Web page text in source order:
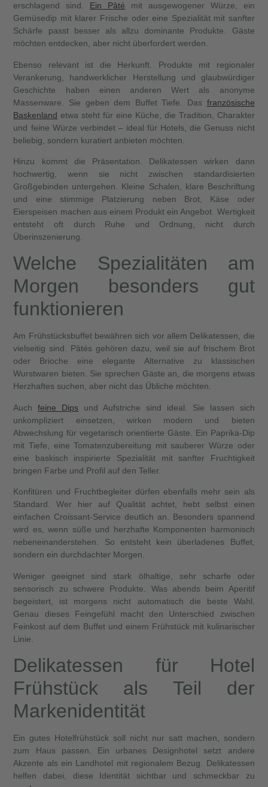
erschlagend sind. Ein Pâté mit ausgewogener Würze, ein
Gemüsedip mit klarer Frische oder eine Spezialität mit sanfter
Schärfe passt besser als allzu dominante Produkte. Gäste
möchten entdecken, aber nicht überfordert werden.
Ebenso relevant ist die Herkunft. Produkte mit regionaler
Verankerung, handwerklicher Herstellung und glaubwürdiger
Geschichte haben einen anderen Wert als anonyme
Massenware. Sie geben dem Buffet Tiefe. Das französische
Baskenland etwa steht für eine Küche, die Tradition, Charakter
und feine Würze verbindet – ideal für Hotels, die Genuss nicht
beliebig, sondern kuratiert anbieten möchten.
Hinzu kommt die Präsentation. Delikatessen wirken dann
hochwertig, wenn sie nicht zwischen standardisierten
Großgebinden untergehen. Kleine Schalen, klare Beschriftung
und eine stimmige Platzierung neben Brot, Käse oder
Eierspeisen machen aus einem Produkt ein Angebot. Wertigkeit
entsteht oft durch Ruhe und Ordnung, nicht durch
Überinszenierung.
Welche Spezialitäten am
Morgen besonders gut
funktionieren
Am Frühstücksbuffet bewähren sich vor allem Delikatessen, die
vielseitig sind. Pâtés gehören dazu, weil sie auf frischem Brot
oder Brioche eine elegante Alternative zu klassischen
Wurstwaren bieten. Sie sprechen Gäste an, die morgens etwas
Herzhaftes suchen, aber nicht das Übliche möchten.
Auchfeine Dips und Aufstriche sind ideal. Sie lassen sich
unkompliziert einsetzen, wirken modern und bieten
Abwechslung für vegetarisch orientierte Gäste. Ein Paprika-Dip
mit Tiefe, eine Tomatenzubereitung mit sauberer Würze oder
eine baskisch inspirierte Spezialität mit sanfter Fruchtigkeit
bringen Farbe und Profil auf den Teller.
Konfitüren und Fruchtbegleiter dürfen ebenfalls mehr sein als
Standard. Wer hier auf Qualität achtet, hebt selbst einen
einfachen Croissant-Service deutlich an. Besonders spannend
wird es, wenn süße und herzhafte Komponenten harmonisch
nebeneinanderstehen. So entsteht kein überladenes Buffet,
sondern ein durchdachter Morgen.
Weniger geeignet sind stark ölhaltige, sehr scharfe oder
sensorisch zu schwere Produkte. Was abends beim Aperitif
begeistert, ist morgens nicht automatisch die beste Wahl.
Genau dieses Feingefühl macht den Unterschied zwischen
Feinkost auf dem Buffet und einem Frühstück mit kulinarischer
Linie.
Delikatessen für Hotel
Frühstück als Teil der
Markenidentität
Ein gutes Hotelfrühstück soll nicht nur satt machen, sondern
zum Haus passen. Ein urbanes Designhotel setzt andere
Akzente als ein Landhotel mit regionalem Bezug. Delikatessen
helfen dabei, diese Identität sichtbar und schmeckbar zu